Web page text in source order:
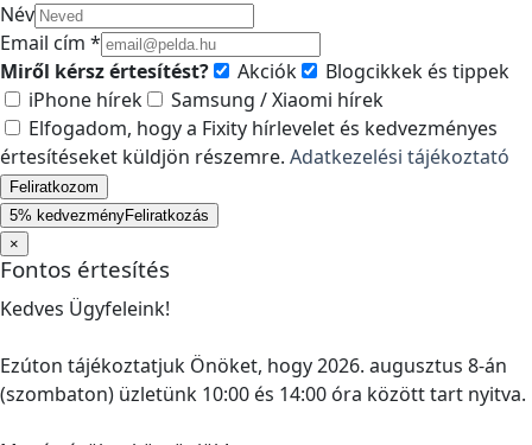
Név
Email cím *
Miről kérsz értesítést?
Akciók
Blogcikkek és tippek
iPhone hírek
Samsung / Xiaomi hírek
Elfogadom, hogy a Fixity hírlevelet és kedvezményes
értesítéseket küldjön részemre. Adatkezelési tájékoztató
Feliratkozom
5% kedvezményFeliratkozás
×
Fontos értesítés
Kedves Ügyfeleink!
Ezúton tájékoztatjuk Önöket, hogy 2026. augusztus 8-án
(szombaton) üzletünk 10:00 és 14:00 óra között tart nyitva.